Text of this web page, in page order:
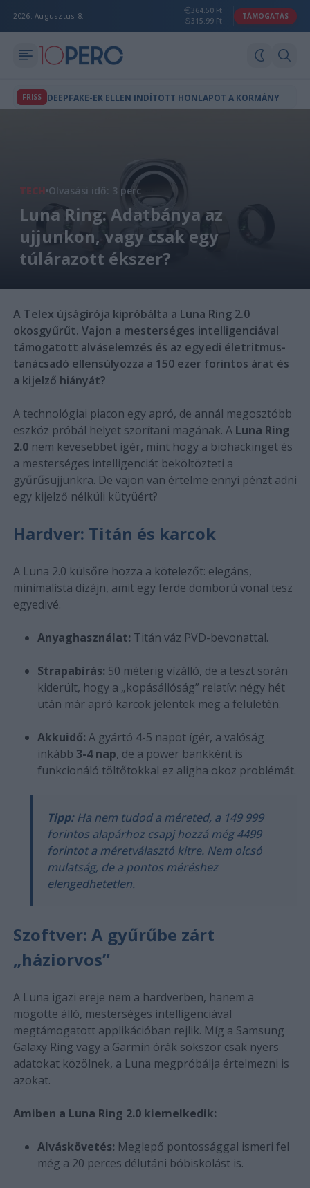
2026. Augusztus 8.
364.50 Ft
315.99 Ft
TÁMOGATÁS
FRISS DEEPFAKE-EK ELLEN INDÍTOTT HONLAPOT A KORMÁNY
TECH Olvasási idő: 3 perc
Luna Ring: Adatbánya az
ujjunkon, vagy csak egy
túlárazott ékszer?
A Telex újságírója kipróbálta a Luna Ring 2.0
okosgyűrűt. Vajon a mesterséges intelligenciával
támogatott alváselemzés és az egyedi életritmus-
tanácsadó ellensúlyozza a 150 ezer forintos árat és
a kijelző hiányát?
A technológiai piacon egy apró, de annál megosztóbb
eszköz próbál helyet szorítani magának. A Luna Ring
2.0nem kevesebbet ígér, mint hogy a biohackinget és
a mesterséges intelligenciát beköltözteti a
gyűrűsujjunkra. De vajon van értelme ennyi pénzt adni
egy kijelző nélküli kütyüért?
Hardver: Titán és karcok
A Luna 2.0 külsőre hozza a kötelezőt: elegáns,
minimalista dizájn, amit egy ferde domború vonal tesz
egyedivé.
Anyaghasználat: Titán váz PVD-bevonattal.
Strapabírás: 50 méterig vízálló, de a teszt során
kiderült, hogy a „kopásállóság” relatív: négy hét
után már apró karcok jelentek meg a felületén.
Akkuidő: A gyártó 4-5 napot ígér, a valóság
inkább 3-4 nap, de a power bankként is
funkcionáló töltőtokkal ez aligha okoz problémát.
Tipp:Ha nem tudod a méreted, a 149 999
forintos alapárhoz csapj hozzá még 4499
forintot a méretválasztó kitre. Nem olcsó
mulatság, de a pontos méréshez
elengedhetetlen.
Szoftver: A gyűrűbe zárt
„háziorvos”
A Luna igazi ereje nem a hardverben, hanem a
mögötte álló, mesterséges intelligenciával
megtámogatott applikációban rejlik. Míg a Samsung
Galaxy Ring vagy a Garmin órák sokszor csak nyers
adatokat közölnek, a Luna megpróbálja értelmezni is
azokat.
Amiben a Luna Ring 2.0 kiemelkedik:
Alváskövetés: Meglepő pontossággal ismeri fel
még a 20 perces délutáni bóbiskolást is.